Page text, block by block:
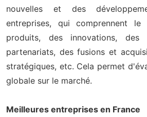
nouvelles et des
entreprises, qui comprennent le
produits, des innovations, des
partenariats, des fusions et
stratégiques, etc. Cela permet
globale sur le marché.
Meilleures entreprises en France